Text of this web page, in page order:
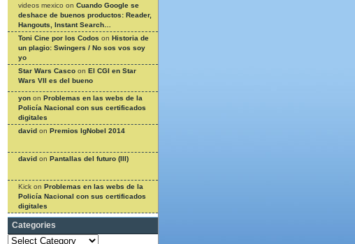
videos mexico on Cuando Google se
deshace de buenos productos: Reader,
Hangouts, Instant Search…
Toni Cine por los Codos on Historia de
un plagio: Swingers / No sos vos soy
yo
Star Wars Casco on El CGI en Star
Wars VII es del bueno
yon on Problemas en las webs de la
Policía Nacional con sus certificados
digitales
david on Premios IgNobel 2014
david on Pantallas del futuro (III)
Kick on Problemas en las webs de la
Policía Nacional con sus certificados
digitales
Categories
Categories